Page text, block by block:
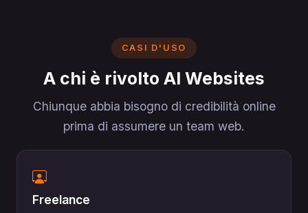
CASI D'USO
A chi è rivolto AI Websites
Chiunque abbia bisogno di credibilità online
prima di assumere un team web.
Freelance